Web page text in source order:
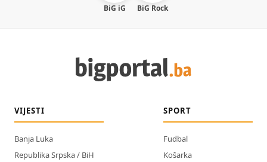
BiG iG BiG Rock
VIJESTI
Banja Luka
Republika Srpska / BiH
SPORT
Fudbal
Košarka